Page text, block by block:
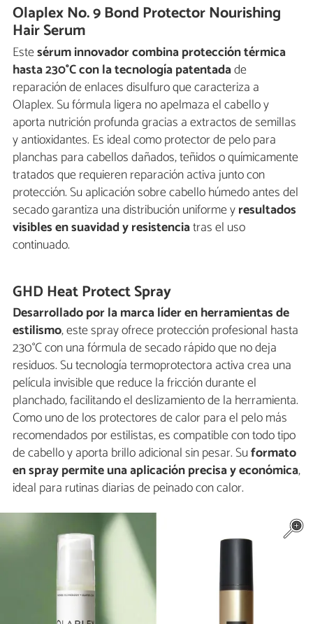
Olaplex No. 9 Bond Protector Nourishing
Hair Serum
Estesérum innovador combina protección térmica
hasta 230°C con la tecnología patentadade
reparación de enlaces disulfuro que caracteriza a
Olaplex. Su fórmula ligera no apelmaza el cabello y
aporta nutrición profunda gracias a extractos de semillas
y antioxidantes. Es ideal como protector de pelo para
planchas para cabellos dañados, teñidos o químicamente
tratados que requieren reparación activa junto con
protección. Su aplicación sobre cabello húmedo antes del
secado garantiza una distribución uniforme yresultados
visibles en suavidad y resistenciatras el uso
continuado.
GHD Heat Protect Spray
Desarrollado por la marca líder en herramientas de
estilismo, este spray ofrece protección profesional hasta
230°C con una fórmula de secado rápido que no deja
residuos. Su tecnología termoprotectora activa crea una
película invisible que reduce la fricción durante el
planchado, facilitando el deslizamiento de la herramienta.
Como uno de los protectores de calor para el pelo más
recomendados por estilistas, es compatible con todo tipo
de cabello y aporta brillo adicional sin pesar. Suformato
en spray permite una aplicación precisa y económica,
ideal para rutinas diarias de peinado con calor.